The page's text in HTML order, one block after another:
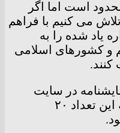
است اما اگر
تلاش می کنیم با فراهم
یاد شده را به
و کشورهای اسلامی
گفت: تاکنون ۸ نمایشنامه در سایت
جشنواره بارگذاری شده که به این تعداد ۲۰